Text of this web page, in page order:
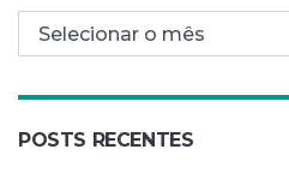
Arquivo mensal
POSTS RECENTES